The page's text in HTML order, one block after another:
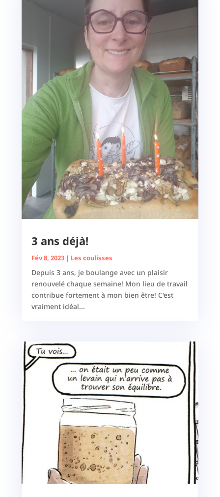
3 ans déjà!
Fév 8, 2023| Les coulisses
Depuis 3 ans, je boulange avec un plaisir
renouvelé chaque semaine! Mon lieu de travail
contribue fortement à mon bien être! C'est
vraiment idéal...